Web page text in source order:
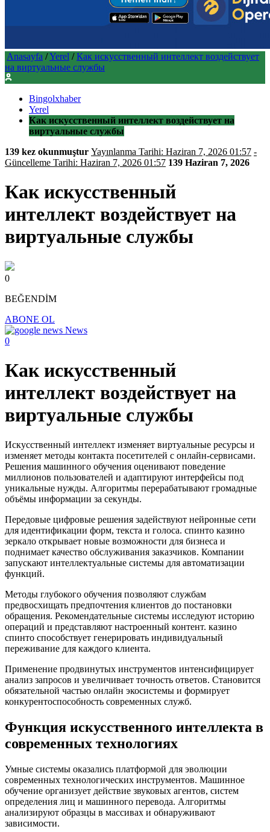
Anasayfa /Yerel / Как искусственный интеллект воздействует
на виртуальные службы
Bingolxhaber
Yerel
Как искусственный интеллект воздействует на
виртуальные службы
139 kez okunmuştur Yayınlanma Tarihi: Haziran 7, 2026 01:57 -
Güncelleme Tarihi: Haziran 7, 2026 01:57 139 Haziran 7, 2026
Как искусственный
интеллект воздействует на
виртуальные службы
0
BEĞENDİM
ABONE OL
News
0
Как искусственный
интеллект воздействует на
виртуальные службы
Искусственный интеллект изменяет виртуальные ресурсы и
изменяет методы контакта посетителей с онлайн-сервисами.
Решения машинного обучения оценивают поведение
миллионов пользователей и адаптируют интерфейсы под
уникальные нужды. Алгоритмы перерабатывают громадные
объёмы информации за секунды.
Передовые цифровые решения задействуют нейронные сети
для идентификации форм, текста и голоса. спинто казино
зеркало открывает новые возможности для бизнеса и
поднимает качество обслуживания заказчиков. Компании
запускают интеллектуальные системы для автоматизации
функций.
Методы глубокого обучения позволяют службам
предвосхищать предпочтения клиентов до постановки
обращения. Рекомендательные системы исследуют историю
операций и представляют настроенный контент. казино
спинто способствует генерировать индивидуальный
переживание для каждого клиента.
Применение продвинутых инструментов интенсифицирует
анализ запросов и увеличивает точность ответов. Становится
обязательной частью онлайн экосистемы и формирует
конкурентоспособность современных служб.
Функция искусственного интеллекта в
современных технологиях
Умные системы оказались платформой для эволюции
современных технологических инструментов. Машинное
обучение организует действие звуковых агентов, систем
определения лиц и машинного перевода. Алгоритмы
анализируют образцы в массивах и обнаруживают
зависимости.